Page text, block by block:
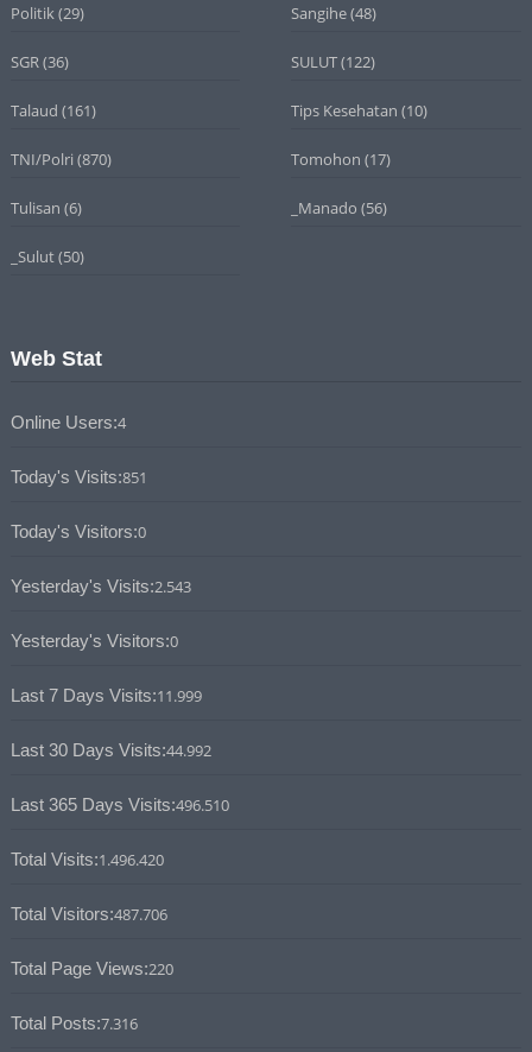
Politik(29) Sangihe(48)
SGR(36) SULUT(122)
Talaud (161) Tips Kesehatan (10)
TNI/Polri (870) Tomohon (17)
Tulisan (6) _Manado (56)
_Sulut(50)
Web Stat
Online Users:4
Today's Visits:851
Today's Visitors:0
Yesterday's Visits:2.543
Yesterday's Visitors:0
Last 7 Days Visits:11.999
Last 30 Days Visits:44.992
Last 365 Days Visits:496.510
Total Visits:1.496.420
Total Visitors:487.706
Total Page Views:220
Total Posts:7.316